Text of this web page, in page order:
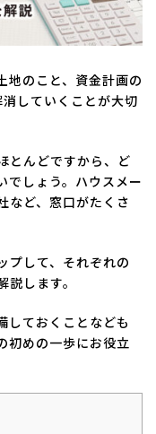
地のこと、資金計画の
していくことが大切
とんどですから、ど
でしょう。ハウスメー
など、窓口がたくさ
プして、それぞれの
します。
しておくことなども
初めの一歩にお役立